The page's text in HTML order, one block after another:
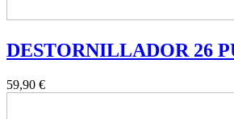
DESTORNILLADOR 26
59,90 €